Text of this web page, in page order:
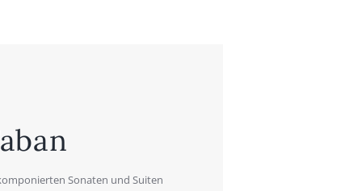
Sona­ten und Sui­ten